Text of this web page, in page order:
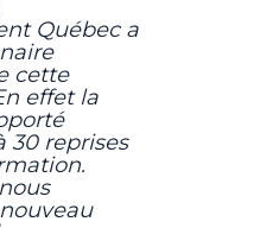
Québec a
cette
effet la
30 reprises